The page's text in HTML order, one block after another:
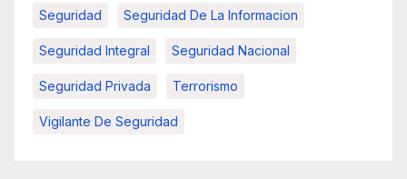
Seguridad Seguridad De La Informacion
Seguridad Integral Seguridad Nacional
Seguridad Privada Terrorismo
Vigilante De Seguridad